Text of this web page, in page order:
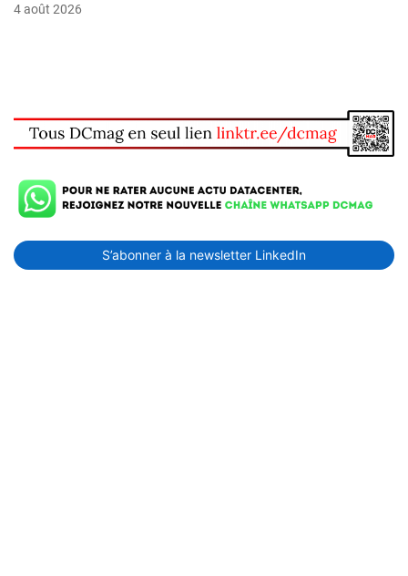
4 août 2026
S’abonner à la newsletter LinkedIn